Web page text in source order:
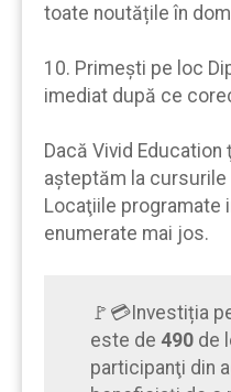
toate noutățile în
10. Primeşti pe loc
imediat după ce
Dacă Vivid
aşteptăm la cursurile
Locaţiile programate
enumerate mai jos.
🚩💳Investiția
este de 490de
participanţi din